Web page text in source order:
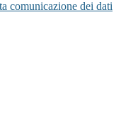
comunicazione dei dati